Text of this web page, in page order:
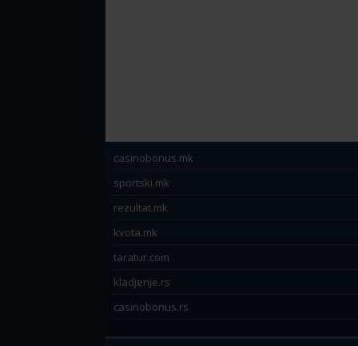
casinobonus.mk
sportski.mk
rezultat.mk
kvota.mk
taratur.com
kladjenje.rs
casinobonus.rs